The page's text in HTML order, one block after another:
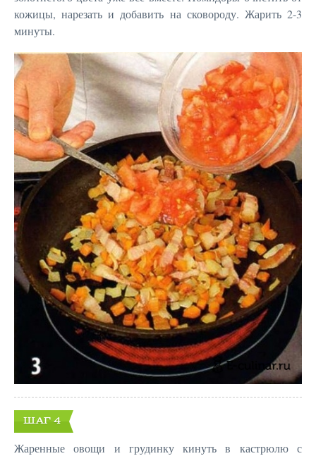
кожицы, нарезать и добавить на сковороду. Жарить 2-3
минуты.
ШАГ 4
Жаренные овощи и грудинку кинуть в кастрюлю с